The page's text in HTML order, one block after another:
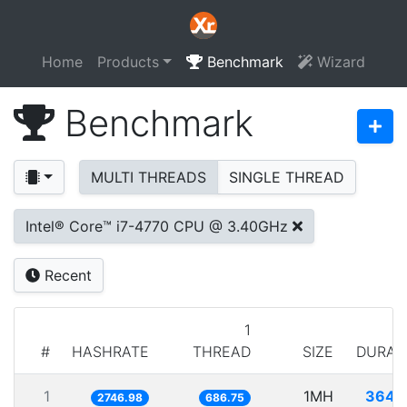
Home Products Benchmark Wizard
Benchmark
MULTI THREADS SINGLE THREAD
Intel® Core™ i7-4770 CPU @ 3.40GHz
Recent
# HASHRATE
1
THREAD
SIZE
1 2746.98 686.75 1MH